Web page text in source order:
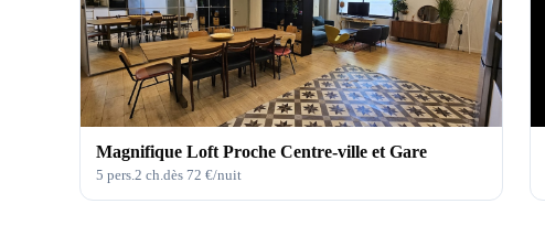
Magnifique Loft Proche Centre-ville et Gare
5 pers.2 ch.dès 72 €/nuit